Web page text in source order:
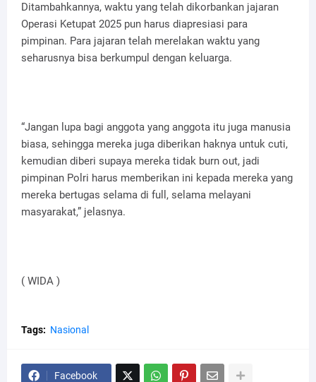
Ditambahkannya, waktu yang telah dikorbankan jajaran
Operasi Ketupat 2025 pun harus diapresiasi para
pimpinan. Para jajaran telah merelakan waktu yang
seharusnya bisa berkumpul dengan keluarga.
“Jangan lupa bagi anggota yang anggota itu juga manusia
biasa, sehingga mereka juga diberikan haknya untuk cuti,
kemudian diberi supaya mereka tidak burn out, jadi
pimpinan Polri harus memberikan ini kepada mereka yang
mereka bertugas selama di full, selama melayani
masyarakat,” jelasnya.
( WIDA )
Tags: Nasional
Facebook